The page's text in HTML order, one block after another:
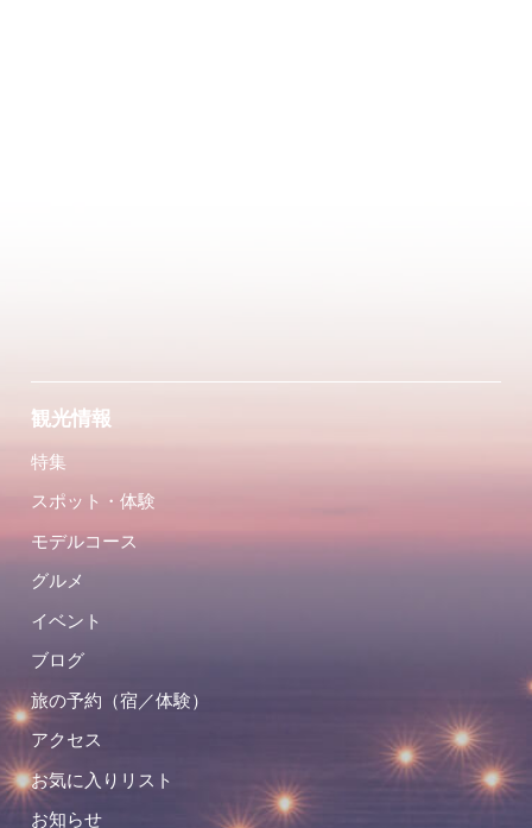
観光情報
特集
スポット・体験
モデルコース
グルメ
イベント
ブログ
旅の予約（宿／体験）
アクセス
お気に入りリスト
お知らせ